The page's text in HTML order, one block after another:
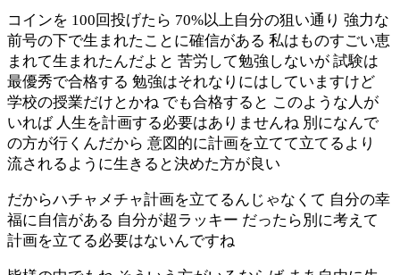
コインを 100回投げたら 70%以上自分の狙い通り 強力な
前号の下で生まれたことに確信がある 私はものすごい恵
まれて生まれたんだよと 苦労して勉強しないが 試験は
最優秀で合格する 勉強はそれなりにはしていますけど
学校の授業だけとかね でも合格すると このような人が
いれば 人生を計画する必要はありませんね 別になんで
の方が行くんだから 意図的に計画を立てて立てるより
流されるように生きると決めた方が良い
だからハチャメチャ計画を立てるんじゃなくて 自分の幸
福に自信がある 自分が超ラッキー だったら別に考えて
計画を立てる必要はないんですね